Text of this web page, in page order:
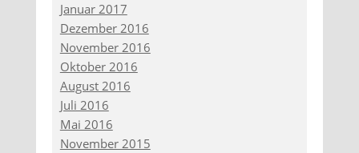
Januar 2017
Dezember 2016
November 2016
Oktober 2016
August 2016
Juli 2016
Mai 2016
November 2015